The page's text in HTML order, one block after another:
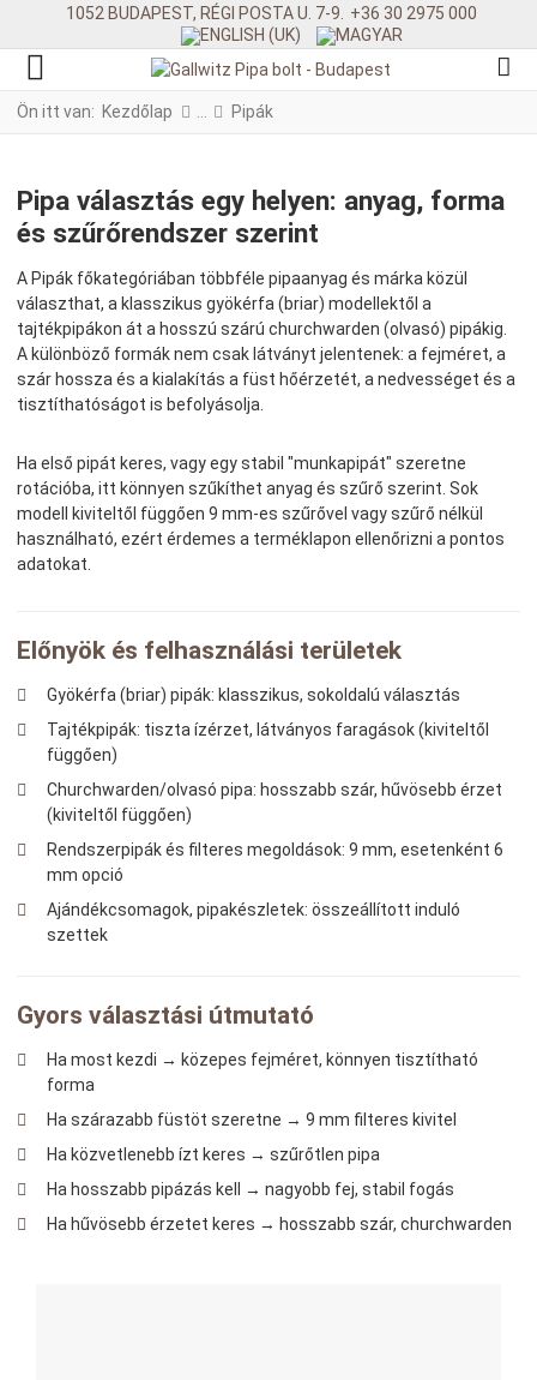
1052 BUDAPEST, RÉGI POSTA U. 7-9. +36 30 2975 000
Ön itt van: Kezdőlap Pipák
Pipa választás egy helyen: anyag, forma
és szűrőrendszer szerint
A Pipák főkategóriában többféle pipaanyag és márka közül
választhat, a klasszikus gyökérfa (briar) modellektől a
tajtékpipákon át a hosszú szárú churchwarden (olvasó) pipákig.
A különböző formák nem csak látványt jelentenek: a fejméret, a
szár hossza és a kialakítás a füst hőérzetét, a nedvességet és a
tisztíthatóságot is befolyásolja.
Ha első pipát keres, vagy egy stabil "munkapipát" szeretne
rotációba, itt könnyen szűkíthet anyag és szűrő szerint. Sok
modell kiviteltől függően 9 mm-es szűrővel vagy szűrő nélkül
használható, ezért érdemes a terméklapon ellenőrizni a pontos
adatokat.
Előnyök és felhasználási területek
Gyökérfa (briar) pipák: klasszikus, sokoldalú választás
Tajtékpipák: tiszta ízérzet, látványos faragások (kiviteltől
függően)
Churchwarden/olvasó pipa: hosszabb szár, hűvösebb érzet
(kiviteltől függően)
Rendszerpipák és filteres megoldások: 9 mm, esetenként 6
mm opció
Ajándékcsomagok, pipakészletek: összeállított induló
szettek
Gyors választási útmutató
Ha most kezdi → közepes fejméret, könnyen tisztítható
forma
Ha szárazabb füstöt szeretne → 9 mm filteres kivitel
Ha közvetlenebb ízt keres → szűrőtlen pipa
Ha hosszabb pipázás kell → nagyobb fej, stabil fogás
Ha hűvösebb érzetet keres → hosszabb szár, churchwarden